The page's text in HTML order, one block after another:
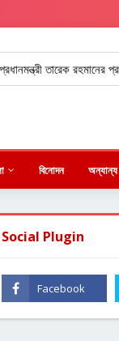
তারেক রহমানের প্রথম
বিনোদন অন্যান্য
Social Plugin